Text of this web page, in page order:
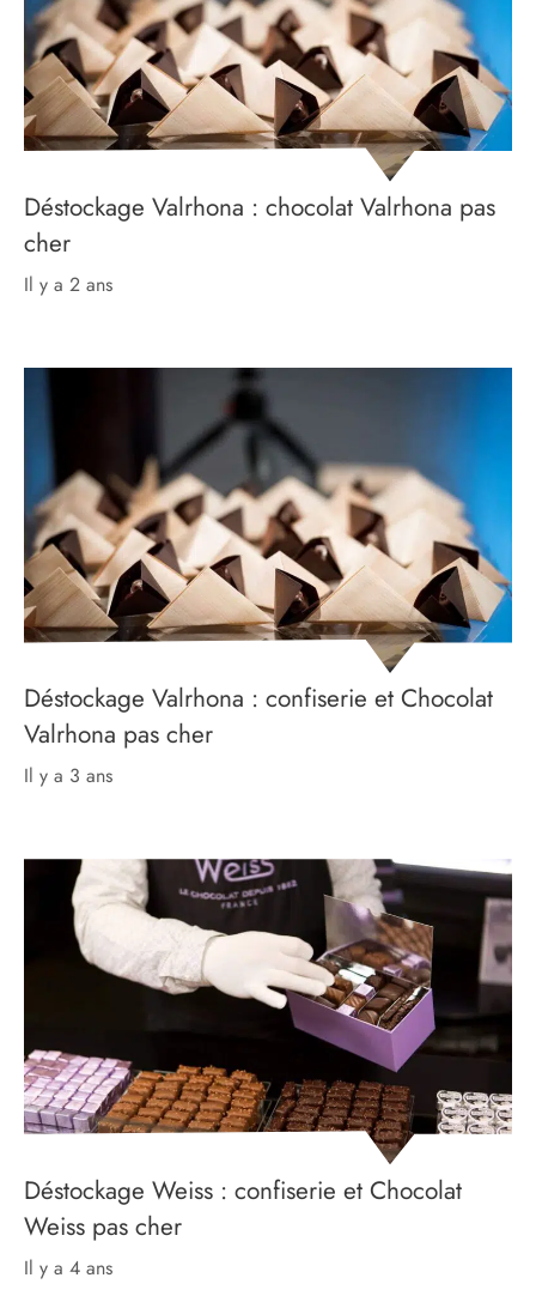
Déstockage Valrhona : chocolat Valrhona pas
cher
il y a 2 ans
Déstockage Valrhona : confiserie et Chocolat
Valrhona pas cher
il y a 3 ans
Déstockage Weiss : confiserie et Chocolat
Weiss pas cher
il y a 4 ans